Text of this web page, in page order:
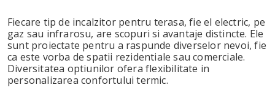
Fiecare tip de incalzitor pentru terasa, fie el electric, pe
gaz sau infrarosu, are scopuri si avantaje distincte. Ele
sunt proiectate pentru a raspunde diverselor nevoi, fie
ca este vorba de spatii rezidentiale sau comerciale.
Diversitatea optiunilor ofera flexibilitate in
personalizarea confortului termic.